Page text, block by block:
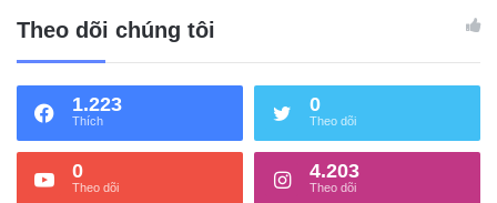
Theo dõi chúng tôi
1.223
Thích
0
Theo dõi
0
Theo dõi
4.203
Theo dõi